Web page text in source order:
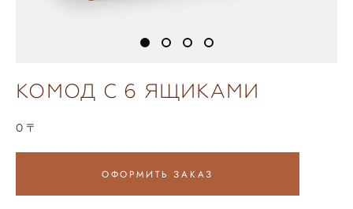
КОМОД С 6 ЯЩИКАМИ
0 〒
ОФОРМИТЬ ЗАКАЗ